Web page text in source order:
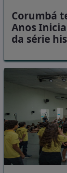
Corumbá
Anos
da série